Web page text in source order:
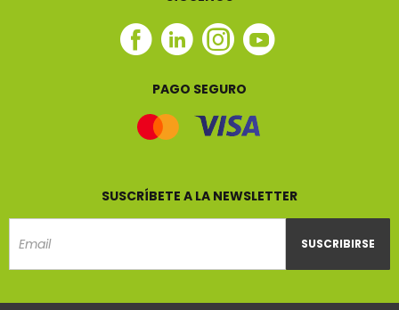
Facebook
Linkedin
Instagram
Youtube
PAGO SEGURO
SUSCRÍBETE A LA NEWSLETTER
SUSCRIBIRSE